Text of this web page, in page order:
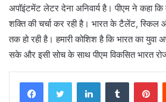
अपॉइंटमेंट लेटर देना अनिवार्य है। पीएम ने कहा
शक्ति की चर्चा कर रही है। भारत के टैलेंट, स्किल
तक हो रही है। हमारी कोशिश है कि भारत का युवा
सके और इसी सोच के साथ पीएम विकसित भारत